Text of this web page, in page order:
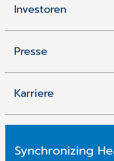
Investoren
Presse
Karriere
Synchronizing